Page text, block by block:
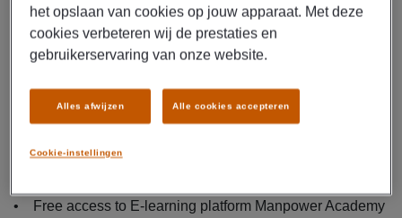
As a warehouse worker, you will form part of a team in an
expanding business. You will be responsible for ensuring
goods selected are dispatched for customers orders. You
maintenance and stock control.
• Gross salary of €15.85 per hour
• Free access to E-learning platform Manpower Academy
het opslaan van cookies op jouw apparaat. Met deze
cookies verbeteren wij de prestaties en
gebruikerservaring van onze website.
Cookie-instellingen
Alles afwijzen Alle cookies accepteren